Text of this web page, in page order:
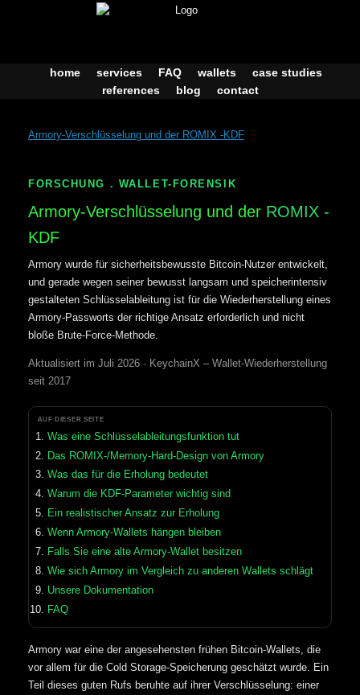
home services FAQ wallets
case studies
references
blog contact
Armory-Verschlüsselung und der ROMIX -KDF
FORSCHUNG . WALLET-FORENSIK
Armory-Verschlüsselung und der ROMIX -
KDF
Armory wurde für sicherheitsbewusste Bitcoin-Nutzer entwickelt,
und gerade wegen seiner bewusst langsam und speicherintensiv
gestalteten Schlüsselableitung ist für die Wiederherstellung eines
Armory-Passworts der richtige Ansatz erforderlich und nicht
bloße Brute-Force-Methode.
Aktualisiert im Juli 2026 · KeychainX – Wallet-Wiederherstellung
seit 2017
AUF DIESER SEITE
Was eine Schlüsselableitungsfunktion tut
Das ROMIX-/Memory-Hard-Design von Armory
Was das für die Erholung bedeutet
Warum die KDF-Parameter wichtig sind
Ein realistischer Ansatz zur Erholung
Wenn Armory-Wallets hängen bleiben
Falls Sie eine alte Armory-Wallet besitzen
Wie sich Armory im Vergleich zu anderen Wallets schlägt
Unsere Dokumentation
FAQ
Armory war eine der angesehensten frühen Bitcoin-Wallets, die
vor allem für die Cold Storage-Speicherung geschätzt wurde. Ein
Teil dieses guten Rufs beruhte auf ihrer Verschlüsselung: einer